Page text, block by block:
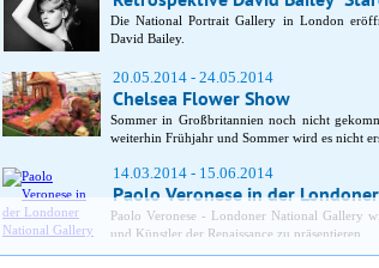
Die National Portrait Gallery in London
David Bailey.
20.05.2014 - 24.05.2014
Chelsea Flower Show
Sommer in Großbritannien noch nicht
weiterhin Frühjahr und Sommer wird es nicht
14.03.2014 - 15.06.2014
Paolo Veronese in der
Paolo Veronese - Londoner National Gallery
und Künstler der Renaissance zu präsentieren.